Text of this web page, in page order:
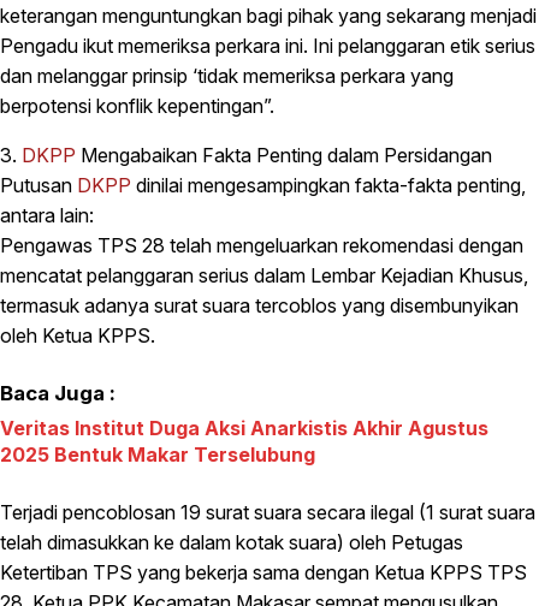
keterangan menguntungkan bagi pihak yang sekarang menjadi
Pengadu ikut memeriksa perkara ini. Ini pelanggaran etik serius
dan melanggar prinsip ‘tidak memeriksa perkara yang
berpotensi konflik kepentingan”.
3. DKPP Mengabaikan Fakta Penting dalam Persidangan
Putusan DKPP dinilai mengesampingkan fakta-fakta penting,
antara lain:
Pengawas TPS 28 telah mengeluarkan rekomendasi dengan
mencatat pelanggaran serius dalam Lembar Kejadian Khusus,
termasuk adanya surat suara tercoblos yang disembunyikan
oleh Ketua KPPS.
Baca Juga :
Veritas Institut Duga Aksi Anarkistis Akhir Agustus
2025 Bentuk Makar Terselubung
Terjadi pencoblosan 19 surat suara secara ilegal (1 surat suara
telah dimasukkan ke dalam kotak suara) oleh Petugas
Ketertiban TPS yang bekerja sama dengan Ketua KPPS TPS